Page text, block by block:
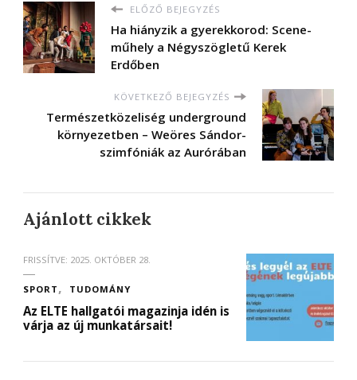
ELŐZŐ BEJEGYZÉS
Ha hiányzik a gyerekkorod: Scene-
műhely a Négyszögletű Kerek
Erdőben
KÖVETKEZŐ BEJEGYZÉS
Természetközeliség underground
környezetben – Weöres Sándor-
szimfóniák az Aurórában
Ajánlott cikkek
FRISSÍTVE: 2025. OKTÓBER 28.
SPORT TUDOMÁNY
Az ELTE hallgatói magazinja idén is
várja az új munkatársait!